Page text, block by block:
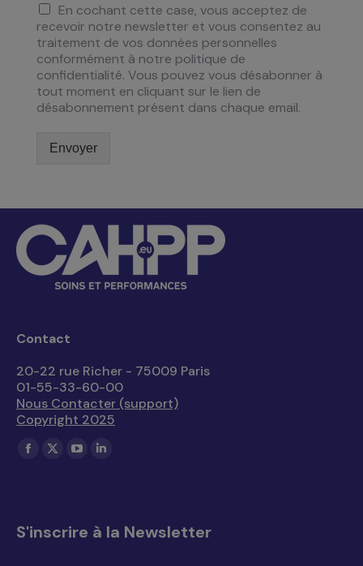
En cochant cette case, vous acceptez de
recevoir notre newsletter et vous consentez au
traitement de vos données personnelles
conformément à notre politique de
confidentialité. Vous pouvez vous désabonner à
tout moment en cliquant sur le lien de
désabonnement présent dans chaque email.
Envoyer
Contact
20-22 rue Richer - 75009 Paris
01-55-33-60-00
Nous Contacter (support)
Copyright 2025
Trouvez nous sur :
La
dans
La
dans
La
dans
La
dans
S'inscrire à la Newsletter